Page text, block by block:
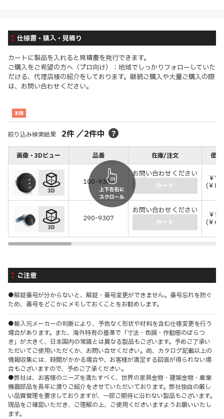
仕様書・購入・見積り
カートに製品を入れると見積書を発行できます。
ご購入をご希望の方へ（プロ向け）：地域でしっかりフォローしていた
だける、代理店様の紹介をしております。継続ご購入や大量ご購入の際
は、お問い合わせください。
本体
絞り込み検索結果 2件／2件中
画像・3Dビュー 品番 在庫/注文 価
100-9302
お問い合わせください
カート
￥
(￥
290-9307
お問い合わせください
カート
￥
(￥
ご注意
●解錠番号が分からないと、解錠・番号変更ができません。番号忘れを防ぐ
ため、番号をどこかにメモしておくことをお勧めします。
●輸入元メーカーの判断により、予告なく形状や材料を含む仕様変更を行う
場合があります。また、海外特有の基準で「寸法・色調・作動感のばらつ
き」が大きく、日本国内の常識とは異なる製品もございます。予めご了承い
ただいてご使用いただくか、お問い合せください。尚、カタログ記載以上の
情報収集には、時間がかかる場合や、お客様が満足する回答が得られない場
合もございますので、予めご了承ください。
●弊社は、お客様のニーズを満たすべく、世界の家具金物・建築金物・産業
機器部品を長年に渡りご紹介をさせていただいております。弊社独自の厳し
い品質管理を要求しておりますが、一部ご期待に沿わない製品もございます。
現品をご確認いただき、ご理解の上、ご使用くださいますようお願いいたし
ます。